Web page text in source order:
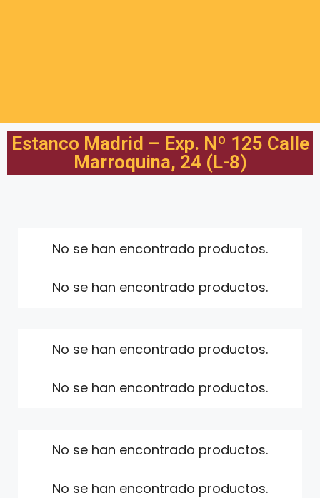
Estanco Madrid – Exp. Nº 125 Calle
Marroquina, 24 (L-8)
No se han encontrado productos.
No se han encontrado productos.
No se han encontrado productos.
No se han encontrado productos.
No se han encontrado productos.
No se han encontrado productos.